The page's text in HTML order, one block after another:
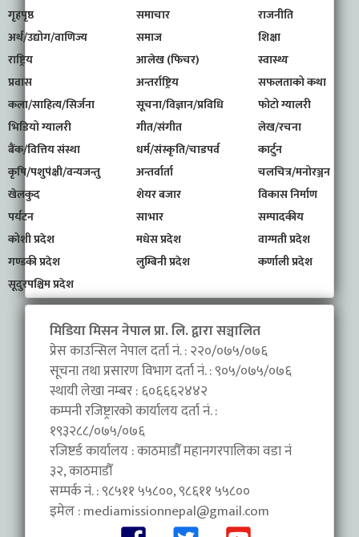
गृहपृष्ठ समाचार
राजनीति
अर्थ/उद्योग/वाणिज्य
समाज
शिक्षा
राष्ट्रिय
आलेख (फिचर)
स्वास्थ्य
प्रवास
अन्तर्राष्ट्रिय
सफलताको कथा
कला/साहित्य/सिर्जना
सूचना/विज्ञान/प्रविधि
फोटो ग्यालरी
भिडियो ग्यालरी
गीत/संगीत
लेख/रचना
बैंक/वित्तिय संस्था
धर्म/संस्कृति/चाडपर्व
कार्टुन
कृषि/पशुपंक्षी/वन्यजन्तु
अन्तर्वार्ता
चलचित्र/मनोरञ्जन
खेलकुद
शेयर बजार
विकास निर्माण
पर्यटन
साभार
सम्पादकीय
कोशी प्रदेश
मधेस प्रदेश
वाग्मती प्रदेश
गण्डकी प्रदेश
लुम्बिनी प्रदेश
कर्णाली प्रदेश
सूदुरपश्चिम प्रदेश
मिडिया मिसन नेपाल प्रा. लि. द्वारा सञ्चालित
प्रेस काउन्सिल नेपाल दर्ता नं. : २२०/०७५/०७६
सूचना तथा प्रसारण विभाग दर्ता नं. : ९०५/०७५/०७६
स्थायी लेखा नम्बर : ६०६६६२४४२
कम्पनी रजिष्ट्रारको कार्यालय दर्ता नं. :
१९३२८८/०७५/०७६
रजिष्टर्ड कार्यालय : काठमाडौँ महानगरपालिका वडा नंं
३२, काठमाडौँ
सम्पर्क नं. : ९८५११ ५५८००, ९८६११ ५५८००
इमेल :mediamissionnepal@gmail.com